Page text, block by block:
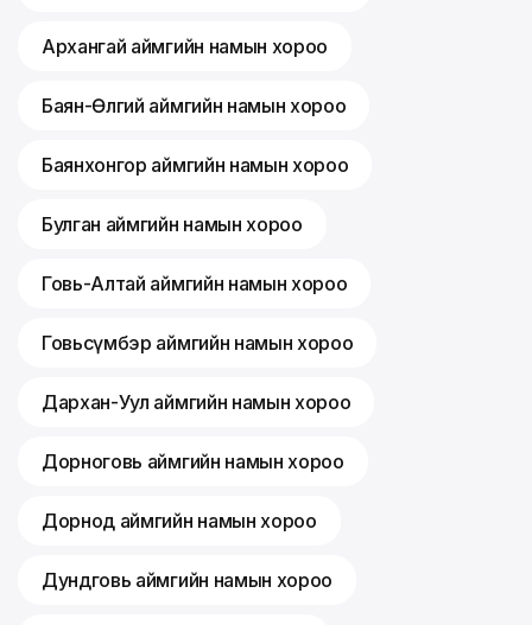
Архангай аймгийн намын хороо
Баян-Өлгий аймгийн намын хороо
Баянхонгор аймгийн намын хороо
Булган аймгийн намын хороо
Говь-Алтай аймгийн намын хороо
Говьсүмбэр аймгийн намын хороо
Дархан-Уул аймгийн намын хороо
Дорноговь аймгийн намын хороо
Дорнод аймгийн намын хороо
Дундговь аймгийн намын хороо